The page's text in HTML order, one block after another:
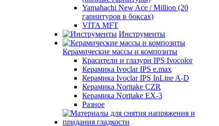
Yamahachi New Ace / Million (20
гарнитуров в боксах)
VITA MFT
Инструменты
Керамические массы и композиты
Красители и глазури IPS Ivocolor
Керамика Ivoclar IPS e.max
Керамика Ivoclar IPS InLine A-D
Керамика Noritake CZR
Керамика Noritake EX-3
Разное